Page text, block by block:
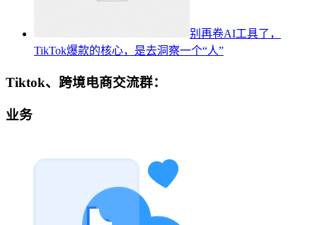
别再卷AI工具了，
TikTok爆款的核心，是去洞察一个“人”
Tiktok、跨境电商交流群：
业务